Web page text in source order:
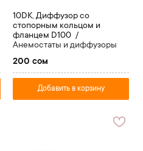
10DK, Диффузор со
стопорным кольцом и
фланцем D100
Анемостаты и диффузоры
200 сом
Добавить в корзину